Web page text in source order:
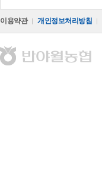
이용약관 개인정보처리방침